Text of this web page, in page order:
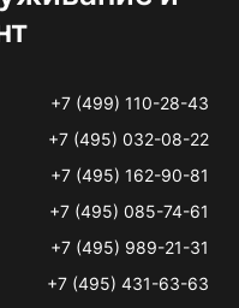
+7 (499) 110-28-43
+7 (495) 032-08-22
+7 (495) 162-90-81
+7 (495) 085-74-61
+7 (495) 989-21-31
+7 (495) 431-63-63